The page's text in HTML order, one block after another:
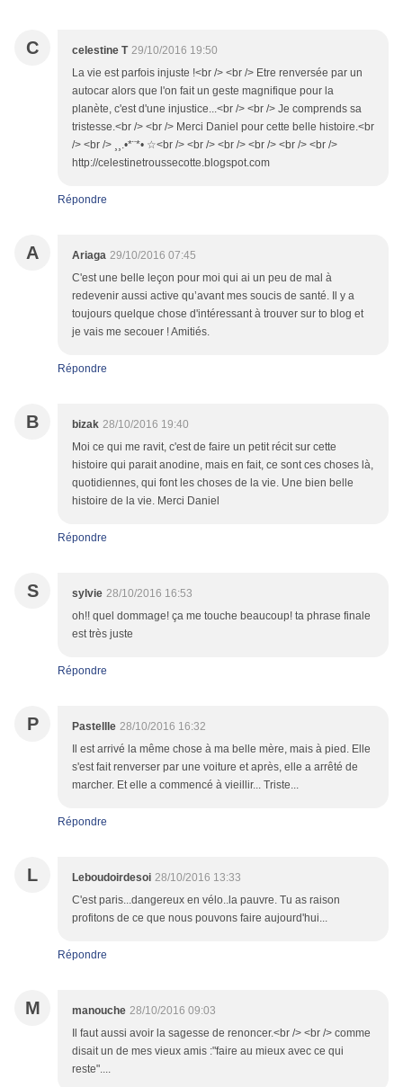
C celestine T 29/10/2016 19:50
La vie est parfois injuste !<br /> <br /> Etre renversée par un
autocar alors que l'on fait un geste magnifique pour la
planète, c'est d'une injustice...<br /> <br /> Je comprends sa
tristesse.<br /> <br /> Merci Daniel pour cette belle histoire.<br
/> <br /> ¸¸.•*¨*• ☆<br /> <br /> <br /> <br /> <br /> <br />
http://celestinetroussecotte.blogspot.com
Répondre
A Ariaga 29/10/2016 07:45
C'est une belle leçon pour moi qui ai un peu de mal à
redevenir aussi active qu’avant mes soucis de santé. Il y a
toujours quelque chose d'intéressant à trouver sur to blog et
je vais me secouer ! Amitiés.
Répondre
B bizak 28/10/2016 19:40
Moi ce qui me ravit, c'est de faire un petit récit sur cette
histoire qui parait anodine, mais en fait, ce sont ces choses là,
quotidiennes, qui font les choses de la vie. Une bien belle
histoire de la vie. Merci Daniel
Répondre
S sylvie 28/10/2016 16:53
oh!! quel dommage! ça me touche beaucoup! ta phrase finale
est très juste
Répondre
P Pastellle 28/10/2016 16:32
Il est arrivé la même chose à ma belle mère, mais à pied. Elle
s'est fait renverser par une voiture et après, elle a arrêté de
marcher. Et elle a commencé à vieillir... Triste...
Répondre
L Leboudoirdesoi 28/10/2016 13:33
C'est paris...dangereux en vélo..la pauvre. Tu as raison
profitons de ce que nous pouvons faire aujourd'hui...
Répondre
M manouche 28/10/2016 09:03
Il faut aussi avoir la sagesse de renoncer.<br /> <br /> comme
disait un de mes vieux amis :"faire au mieux avec ce qui
reste"....